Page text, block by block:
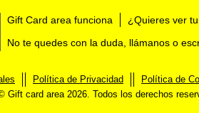
Gift Card area funciona ¿Quieres ver
No te quedes con la duda, llámanos o
Política de Privacidad
Política de
Gift card area 2026. Todos los derechos